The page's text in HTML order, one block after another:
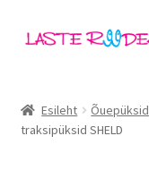
Liigu
Liigu
Tüdrukud
Esileht Õuepüksid
traksipüksid SHELD